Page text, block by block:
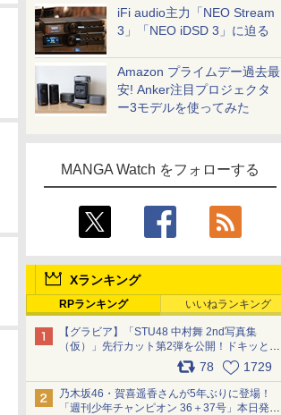
iFi audio主力「NEO Stream
3」「NEO iDSD 3」に迫る
Amazon プライムデー過去最
安! Anker注目プロジェクタ
ー3モデルを使ってみた
MANGA Watch をフォローする
Xランキング
RPランキング いいねランキング
【グラビア】「STU48 中村舞 2nd写真集
（仮）」先行カット第2弾を公開！ドキッとす
るランジェリーカットなど新たな挑戦
78 1729
乃木坂46・賀喜遥香さんが5年ぶりに登場！
「週刊少年チャンピオン 36＋37号」本日発